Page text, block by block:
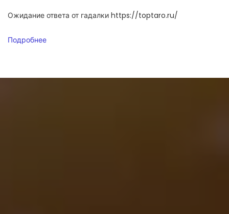
Ожидание ответа от гадалки https://toptaro.ru/
Подробнее